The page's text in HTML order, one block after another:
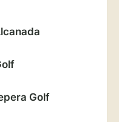
Golf